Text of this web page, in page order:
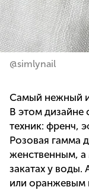
@simlynail
Самый нежный
В этом дизайне
техник: френч,
Розовая гамма
женственным,
закатах у
или оранжевым